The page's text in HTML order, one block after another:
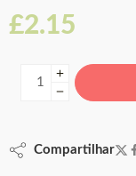
£2.15
Compartilhar